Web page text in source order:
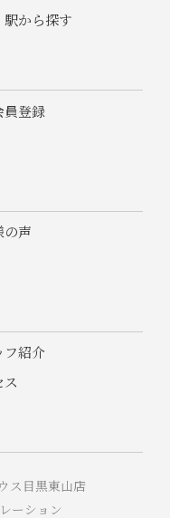
駅から探す
員登録
の声
フ紹介
ス
ス目黒東山店
ーション